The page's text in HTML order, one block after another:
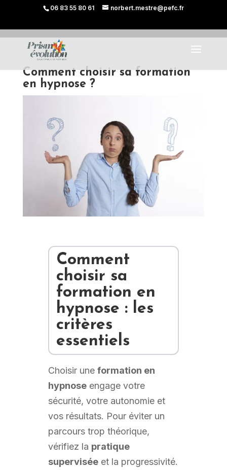
06 83 55 80 61 norbert.mestre@pefc.fr
Comment choisir sa formation
en hypnose ?
Comment
choisir sa
formation en
hypnose : les
critères
essentiels
Choisir une formation en
hypnoseengage votre
sécurité, votre autonomie et
vos résultats. Pour éviter un
parcours trop théorique,
vérifiez la pratique
superviséeet la progressivité.